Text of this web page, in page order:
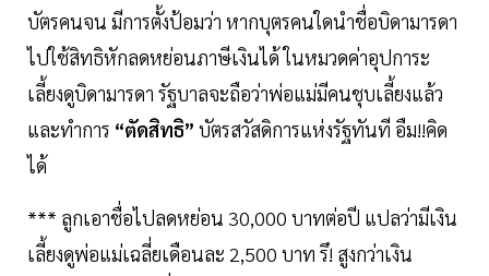
บัตรคนจน มีการตั้งป้อมว่า หากบุตรคนใดนำชื่อบิดามารดา
ไปใช้สิทธิหักลดหย่อนภาษีเงินได้ ในหมวดค่าอุปการะ
เลี้ยงดูบิดามารดา รัฐบาลจะถือว่าพ่อแม่มีคนชุบเลี้ยงแล้ว
และทำการ “ตัดสิทธิ” บัตรสวัสดิการแห่งรัฐทันที อืม!!คิด
ได้
*** ลูกเอาชื่อไปลดหย่อน 30,000 บาทต่อปี แปลว่ามีเงิน
เลี้ยงดูพ่อแม่เฉลี่ยเดือนละ 2,500 บาท รึ! สูงกว่าเงิน